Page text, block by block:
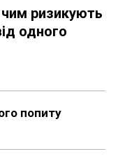
ризикують
одного
попиту